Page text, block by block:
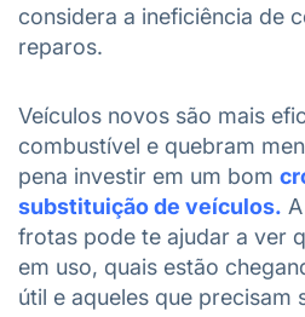
considera a ineficiência de
reparos.
Veículos novos são mais
combustível e quebram
pena investir em um bom
substituição de veículos.
frotas pode te ajudar a ver
em uso, quais estão
útil e aqueles que precisam